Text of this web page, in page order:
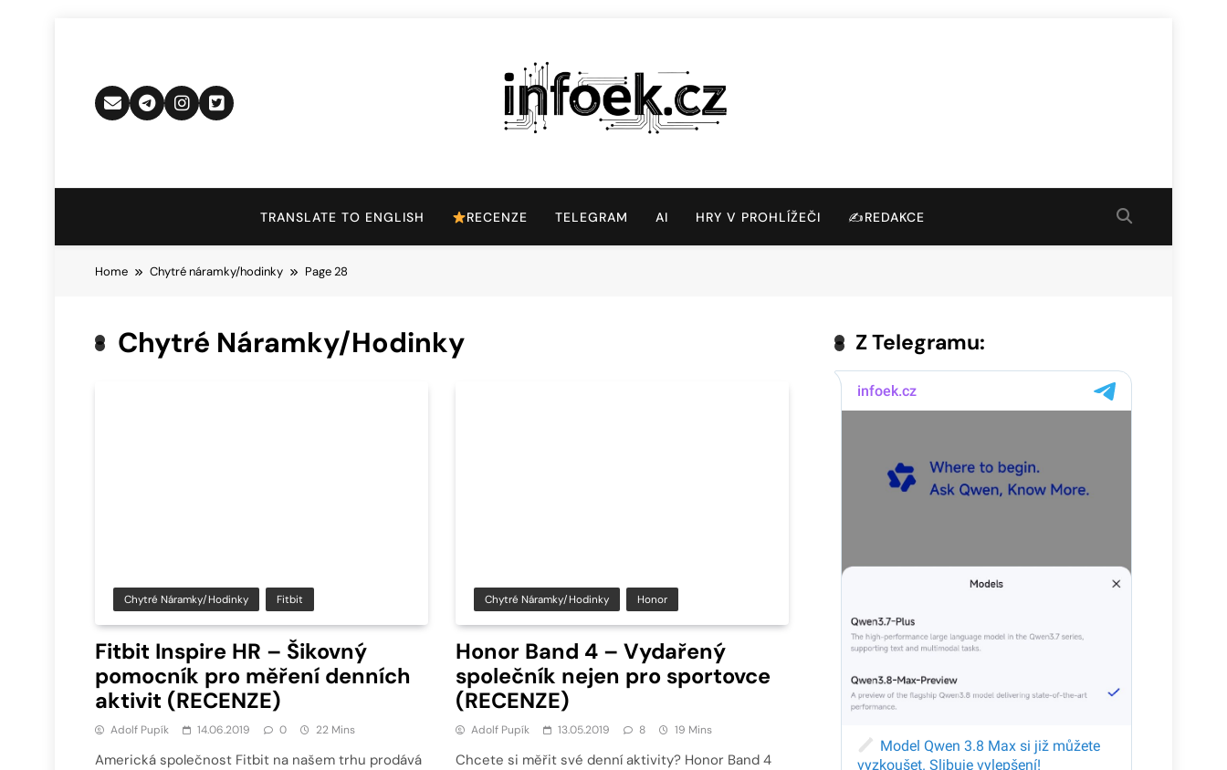
Infoek.cz
TRANSLATE TO ENGLISH RECENZE TELEGRAM AI HRY V PROHLÍŽEČI ✍️REDAKCE
Home Chytré náramky/hodinky Page 28
Chytré Náramky/hodinky
Chytré Náramky/hodinky Fitbit
Fitbit Inspire HR – Šikovný
pomocník pro měření denních
aktivit (RECENZE)
Adolf Pupík 14.06.2019 0 22 Mins
Americká společnost Fitbit na našem trhu prodává
Chytré Náramky/hodinky Honor
Honor Band 4 – Vydařený
společník nejen pro sportovce
(RECENZE)
Adolf Pupík 13.05.2019 8 19 Mins
Chcete si měřit své denní aktivity? Honor Band 4
Z Telegramu: